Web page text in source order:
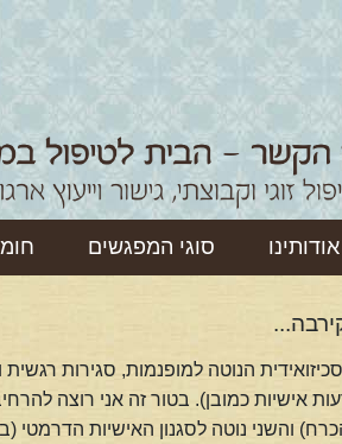
אודותינו סוגי המפגשים
הנוטה למופנמות, סגירות
אישיות כמובן). בטור זה אני רוצה
והשני נוטה לסגנון האישיות